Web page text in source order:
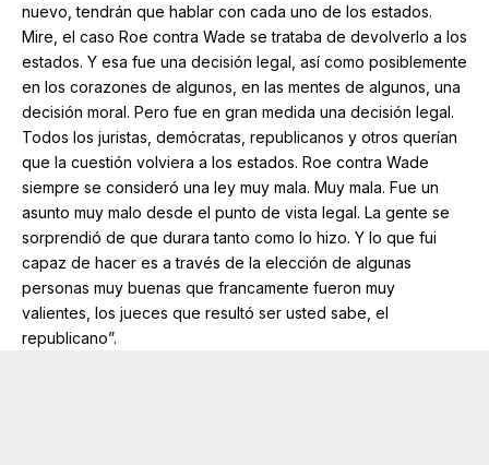
nuevo, tendrán que hablar con cada uno de los estados.
Mire, el caso Roe contra Wade se trataba de devolverlo a los
estados. Y esa fue una decisión legal, así como posiblemente
en los corazones de algunos, en las mentes de algunos, una
decisión moral. Pero fue en gran medida una decisión legal.
Todos los juristas, demócratas, republicanos y otros querían
que la cuestión volviera a los estados. Roe contra Wade
siempre se consideró una ley muy mala. Muy mala. Fue un
asunto muy malo desde el punto de vista legal. La gente se
sorprendió de que durara tanto como lo hizo. Y lo que fui
capaz de hacer es a través de la elección de algunas
personas muy buenas que francamente fueron muy
valientes, los jueces que resultó ser usted sabe, el
republicano”.